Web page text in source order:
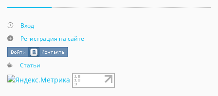
Вход
Регистрация на сайте
Статьи